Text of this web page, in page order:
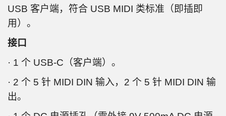
USB 客户端，符合 USB MIDI 类标准（即插即
用）。
接口
· 1 个 USB-C（客户端）。
· 2 个 5 针 MIDI DIN 输入，2 个 5 针 MIDI DIN 输
出。